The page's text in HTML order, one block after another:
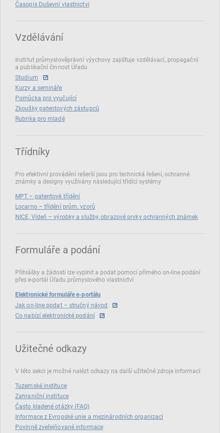
Časopis Duševní vlastnictví
Vzdělávání
Institut průmyslověprávní výychovy zajišťuje vzdělávací, propagační
a publikační činnost Úřadu
Studium
Kurzy a semináře
Pomůcka pro vyučující
Zkoušky patentových zástupců
Rubrika pro mladé
Třídníky
Pro efektivní provádění rešerší jsou pro technická řešení, ochranné
známky a designy využívány následující třídící systémy
MPT – patentové třídění
Locarno – třídění prům. vzorů
NICE, Vídeň – výrobky a služby, obrazové prvky ochranných známek
Formuláře a podání
Přihlášky a žádosti lze vyplnit a podat pomocí přímého on‑line podání
přes e‑portál Úřadu průmyslového vlastnictví
Elektronické formuláře e-portálu
Jak on-line podat – stručný návod
Co nabízí elektronické podání
Užitečné odkazy
V této sekci je možné nalézt odkazy na další užitečné zdroje informací
Tuzemské instituce
Zahraniční instituce
Často kladené otázky (FAQ)
Informace z Evropské unie a mezinárodních organizací
Povinně zveřejňované informace